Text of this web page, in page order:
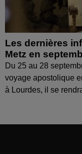
Les dernières
Metz en
Du 25 au 28
voyage apostolique
à Lourdes, il se